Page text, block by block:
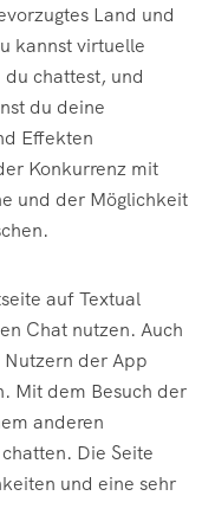
Land und
kannst virtuelle
chattest, und
du deine
Effekten
Konkurrenz mit
und der Möglichkeit
auf Textual
Chat nutzen. Auch
der App
Mit dem Besuch der
anderen
Die Seite
und eine sehr